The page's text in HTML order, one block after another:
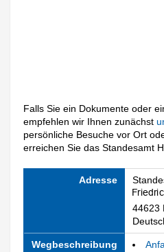
Falls Sie ein Dokumente oder
empfehlen wir Ihnen zunächst
persönliche Besuche vor Ort
erreichen Sie das Standesamt
Adresse
44623
Wegbeschreibung